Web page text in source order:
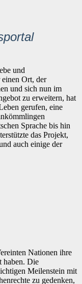
und
einen Ort, der
und sich nun im
zu erweitern, hat
gerufen, eine
Sprache bis hin
das Projekt,
auch einige der
Nationen ihre
haben. Die
Meilenstein mit
zu gedenken,